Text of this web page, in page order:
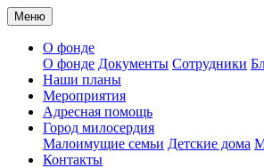
Меню
О фонде
О фонде Документы Сотрудники
Наши планы
Мероприятия
Адресная помощь
Город милосердия
Малоимущие семьи Детские дома
Контакты